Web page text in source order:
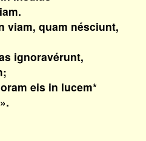
quam nésciunt,
ignoravérunt,
eis in lucem*